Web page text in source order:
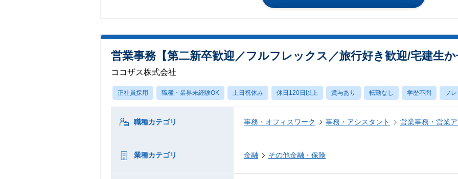
営業事務【第二新卒歓迎／フルフレックス／旅行好き歓迎/宅建生か
ココザス株式会社
正社員採用 職種・業界未経験OK 土日祝休み 休日120日以上 賞与あり 転勤なし 学歴不問 フ
職種カテゴリ 事務・オフィスワーク 事務・アシスタント 営業事務・営業
業種カテゴリ 金融 その他金融・保険